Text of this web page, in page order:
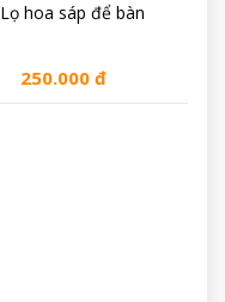
Lọ hoa sáp để bàn
250.000 đ